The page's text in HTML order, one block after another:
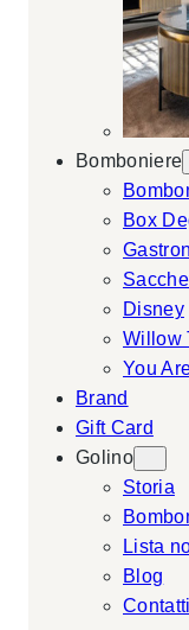
Bomboniere
Box
Disney
Willow
You
Brand
Gift Card
Golino
Storia
Lista
Blog
Contatti